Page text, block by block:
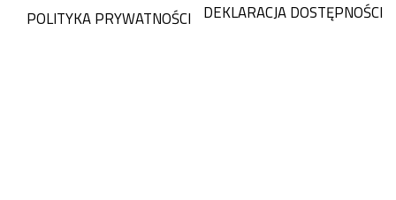
DEKLARACJA DOSTĘPNOŚCI
POLITYKA PRYWATNOŚCI